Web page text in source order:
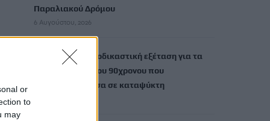
or
to
may
Παραλιακού Δρόμου
6 Αυγούστου, 2026
Τι δείχνει η ιατροδικαστική εξέταση για τα
αίτια θανάτου του 90χρονου που
εντοπίστηκε μέσα σε καταψύκτη